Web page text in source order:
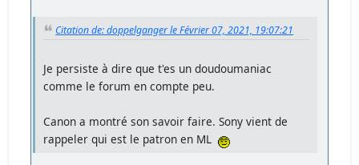
Citation de: doppelganger le Février 07, 2021, 19:07:21
Je persiste à dire que t'es un doudoumaniac
comme le forum en compte peu.
Canon a montré son savoir faire. Sony vient de
rappeler qui est le patron en ML